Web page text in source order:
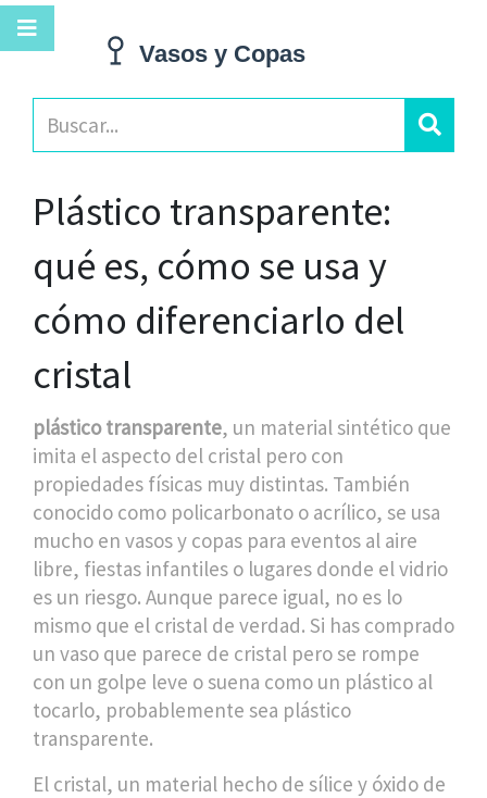
Plástico transparente:
qué es, cómo se usa y
cómo diferenciarlo del
cristal
plástico transparente, un material sintético que
imita el aspecto del cristal pero con
propiedades físicas muy distintas. También
conocido como policarbonato o acrílico, se usa
mucho en vasos y copas para eventos al aire
libre, fiestas infantiles o lugares donde el vidrio
es un riesgo. Aunque parece igual, no es lo
mismo que el cristal de verdad. Si has comprado
un vaso que parece de cristal pero se rompe
con un golpe leve o suena como un plástico al
tocarlo, probablemente sea plástico
transparente.
El cristal, un material hecho de sílice y óxido de